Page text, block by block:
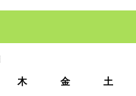
木 金
土